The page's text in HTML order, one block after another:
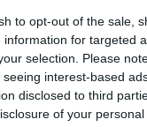
to opt-out of the sale,
information for targeted
selection. Please
seeing interest-based
disclosed to third
of your